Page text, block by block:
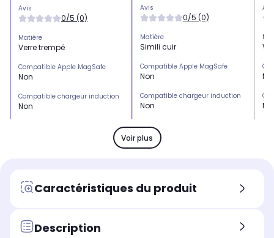
Avis
0/5 (0)
Matière
Verre trempé
Compatible Apple MagSafe
Non
Compatible chargeur induction
Non
Marque compatible
Google
GOOGLE Pixel 9
Avis
0/5 (0)
Matière
Simili cuir
Compatible Apple MagSafe
Non
Compatible chargeur induction
Non
Emplacement(s) carte(s)
Oui
Marque compatible
Google
Voir plus
Caractéristiques du produit
Description